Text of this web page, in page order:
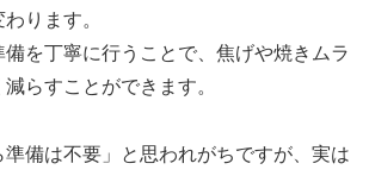
ります。
を丁寧に行うことで、焦げや焼きムラ
らすことができます。
準備は不要」と思われがちですが、実は